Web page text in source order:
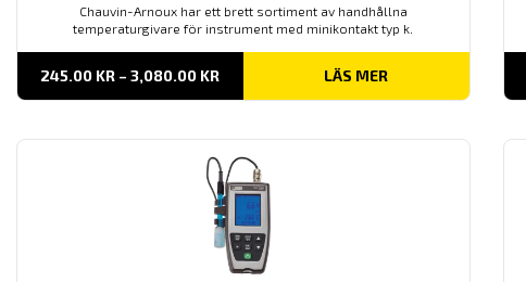
Chauvin-Arnoux har ett brett sortiment av handhållna
temperaturgivare för instrument med minikontakt typ k.
245.00 KR – 3,080.00 KRPRISINTERVALL:
TILL
LÄS MER